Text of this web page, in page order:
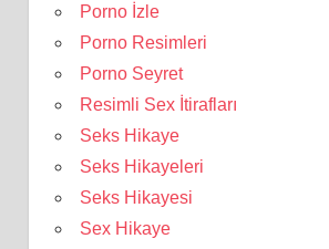
Porno İzle
Porno Resimleri
Porno Seyret
Resimli Sex İtirafları
Seks Hikaye
Seks Hikayeleri
Seks Hikayesi
Sex Hikaye